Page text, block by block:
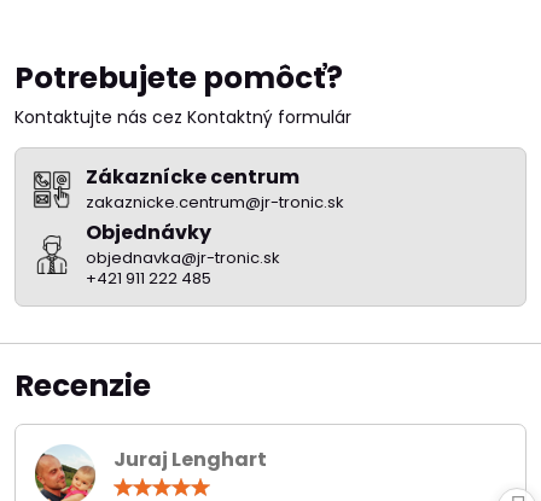
Potrebujete pomôcť?
Kontaktujte nás cez Kontaktný formulár
Zákaznícke centrum
zakaznicke.centrum@jr-tronic.sk
Objednávky
objednavka@jr-tronic.sk
+421 911 222 485
Recenzie
Juraj Lenghart